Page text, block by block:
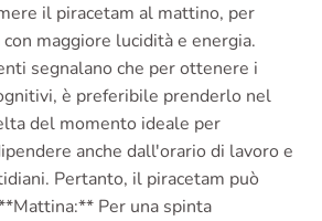
il piracetam al mattino, per
maggiore lucidità e energia.
segnalano che per ottenere i
è preferibile prenderlo nel
del momento ideale per
anche dall'orario di lavoro e
Pertanto, il piracetam può
Per una spinta